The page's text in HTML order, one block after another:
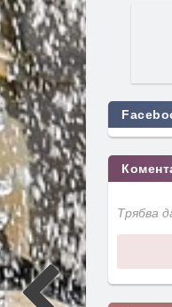
Трябва